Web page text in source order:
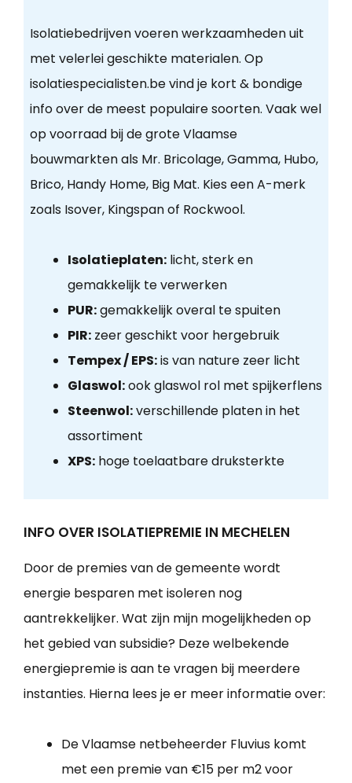
Isolatiebedrijven voeren werkzaamheden uit
met velerlei geschikte materialen. Op
isolatiespecialisten.be vind je kort & bondige
info over de meest populaire soorten. Vaak wel
op voorraad bij de grote Vlaamse
bouwmarkten als Mr. Bricolage, Gamma, Hubo,
Brico, Handy Home, Big Mat. Kies een A-merk
zoals Isover, Kingspan of Rockwool.
Isolatieplaten:licht, sterk en
gemakkelijk te verwerken
PUR:gemakkelijk overal te spuiten
PIR:zeer geschikt voor hergebruik
Tempex / EPS:is van nature zeer licht
Glaswol:ook glaswol rol met spijkerflens
Steenwol:verschillende platen in het
assortiment
XPS:hoge toelaatbare druksterkte
INFO OVER ISOLATIEPREMIE IN MECHELEN
Door de premies van de gemeente wordt
energie besparen met isoleren nog
aantrekkelijker. Wat zijn mijn mogelijkheden op
het gebied van subsidie? Deze welbekende
energiepremie is aan te vragen bij meerdere
instanties. Hierna lees je er meer informatie over:
De Vlaamse netbeheerder Fluvius komt
met een premie van €15 per m2 voor